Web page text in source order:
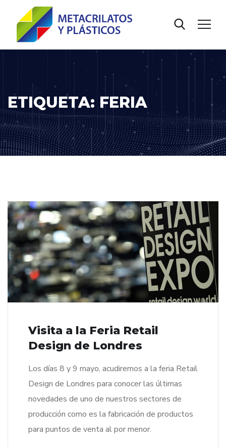
ETIQUETA: FERIA
Visita a la Feria Retail
Design de Londres
Los días 8 y 9 mayo, acudiremos a la feria Retail
Design de Londres para conocer las últimas
novedades de uno de nuestros sectores de
producción como es la fabricación de productos
para puntos de venta al por menor.